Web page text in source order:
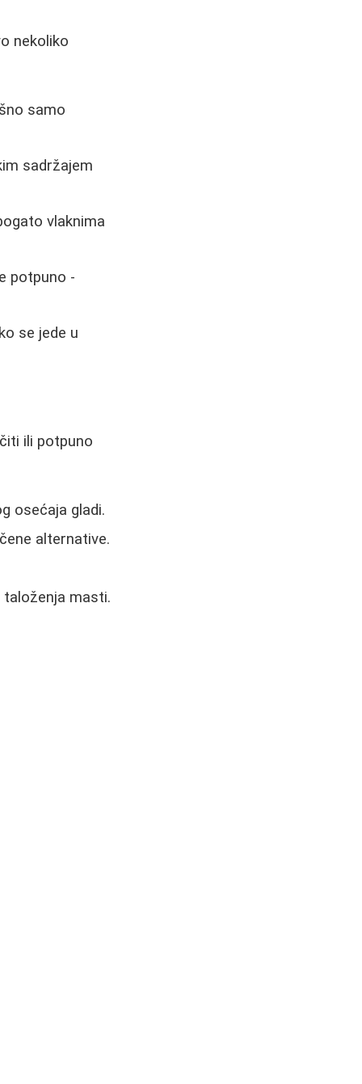
nekoliko
samo
sadržajem
vlaknima
potpuno -
se jede u
ili potpuno
osećaja gladi.
alternative.
masti.